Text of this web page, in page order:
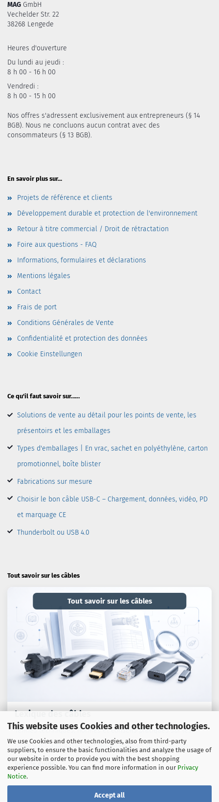
This website uses Cookies and other technologies.
We use Cookies and other technologies, also from third-party
suppliers, to ensure the basic functionalities and analyze the usage of
our website in order to provide you with the best shopping
experience possible. You can find more information in our Privacy
Notice.
Accept all
MAG GmbH
Vechelder Str. 22
38268 Lengede
Heures d'ouverture
Du lundi au jeudi :
8 h 00 - 16 h 00
Vendredi :
8 h 00 - 15 h 00
Nos offres s'adressent exclusivement aux entrepreneurs (§ 14
BGB). Nous ne concluons aucun contrat avec des
consommateurs (§ 13 BGB).
En savoir plus sur...
Projets de référence et clients
Développement durable et protection de l'environnement
Retour à titre commercial / Droit de rétractation
Foire aux questions - FAQ
Informations, formulaires et déclarations
Mentions légales
Contact
Frais de port
Conditions Générales de Vente
Confidentialité et protection des données
Cookie Einstellungen
Ce qu'il faut savoir sur……
Solutions de vente au détail pour les points de vente, les
présentoirs et les emballages
Types d'emballages | En vrac, sachet en polyéthylène, carton
promotionnel, boîte blister
Fabrications sur mesure
Choisir le bon câble USB-C – Chargement, données, vidéo, PD
et marquage CE
Thunderbolt ou USB 4.0
Tout savoir sur les câbles
Tout savoir sur les câbles
Lexique des câbles
Termes techniques, normes et conseils pratiques sur les
câbles, les adaptateurs et les techniques de connexion.
Vers le guide